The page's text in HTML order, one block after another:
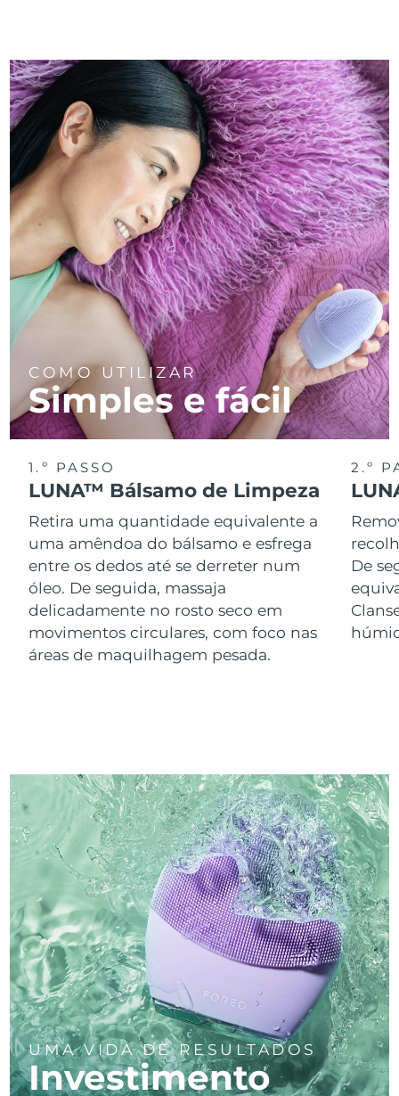
COMO UTILIZAR
Simples e fácil
1.º PASSO
LUNA™ Bálsamo de Limpeza
Retira uma quantidade equivalente a
uma amêndoa do bálsamo e esfrega
entre os dedos até se derreter num
óleo. De seguida, massaja
delicadamente no rosto seco em
movimentos circulares, com foco nas
áreas de maquilhagem pesada.
2.º
De
UMA VIDA DE RESULTADOS
Investimento